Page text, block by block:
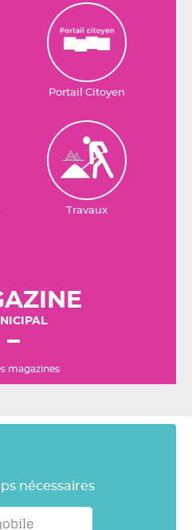
Portail Citoyen
Travaux
magazines
nécessaires